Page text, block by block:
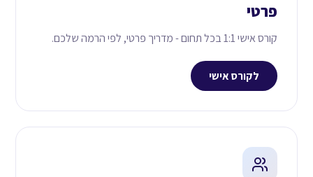
פרטי
קורס אישי 1:1 בכל תחום - מדריך פרטי, לפי הרמה שלכם.
לקורס אישי